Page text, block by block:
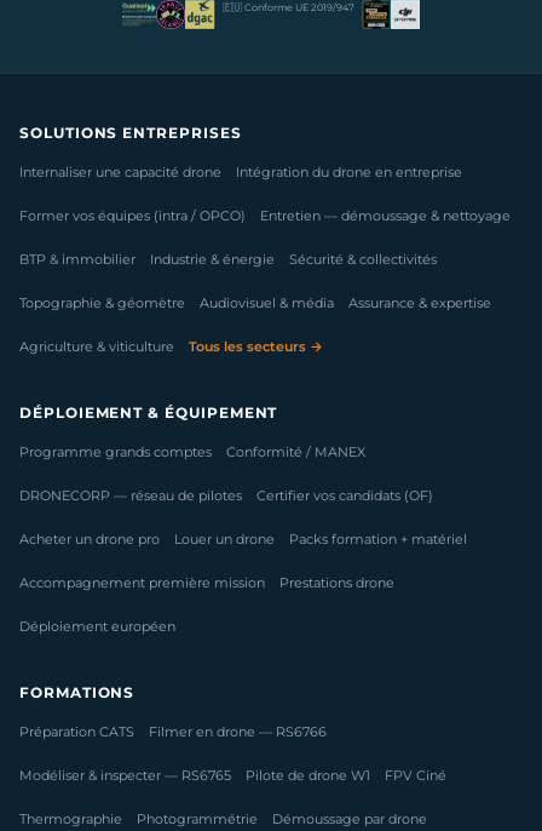
🇪🇺 Conforme UE 2019/947
SOLUTIONS ENTREPRISES
Internaliser une capacité drone Intégration du drone en entreprise
Former vos équipes (intra / OPCO) Entretien — démoussage & nettoyage
BTP & immobilier Industrie & énergie Sécurité & collectivités
Topographie & géomètre Audiovisuel & média Assurance & expertise
Agriculture & viticulture Tous les secteurs →
DÉPLOIEMENT & ÉQUIPEMENT
Programme grands comptes Conformité / MANEX
DRONECORP — réseau de pilotes Certifier vos candidats (OF)
Acheter un drone pro Louer un drone Packs formation + matériel
Accompagnement première mission Prestations drone
Déploiement européen
FORMATIONS
Préparation CATS Filmer en drone — RS6766
Modéliser & inspecter — RS6765 Pilote de drone W1 FPV Ciné
Thermographie Photogrammétrie Démoussage par drone